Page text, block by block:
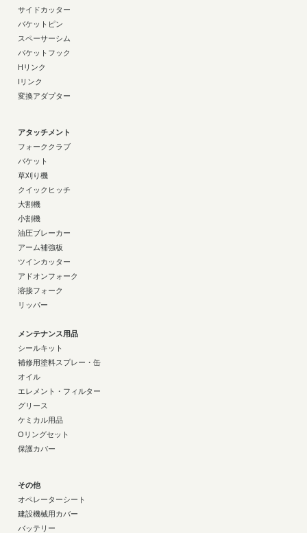
サイドカッター
バケットピン
スペーサーシム
バケットフック
Hリンク
Iリンク
変換アダプター
アタッチメント
フォーククラブ
バケット
草刈り機
クイックヒッチ
大割機
小割機
油圧ブレーカー
アーム補強板
ツインカッター
アドオンフォーク
溶接フォーク
リッパー
メンテナンス用品
シールキット
補修用塗料スプレー・缶
オイル
エレメント・フィルター
グリース
ケミカル用品
Oリングセット
保護カバー
その他
オペレーターシート
建設機械用カバー
バッテリー